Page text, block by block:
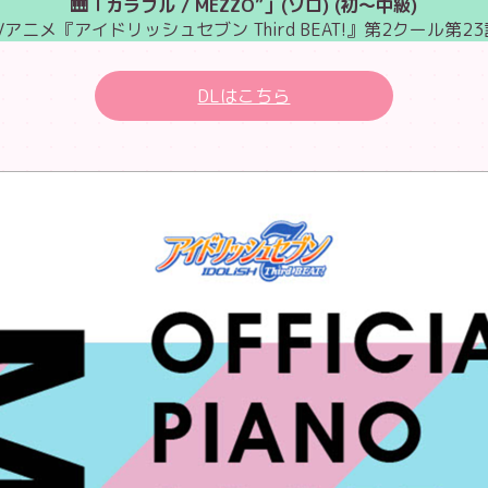
🎹「カラフル / MEZZO”」(ソロ) (初～中級)
ニメ『アイドリッシュセブン Third BEAT!』第2クール第23
DLはこちら